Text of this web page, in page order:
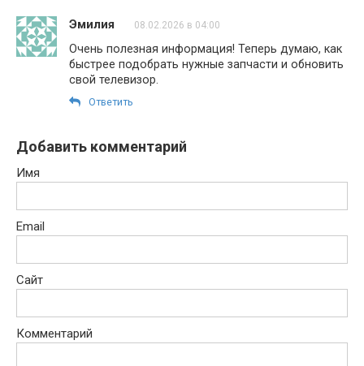
Эмилия 08.02.2026 в 04:00
Очень полезная информация! Теперь думаю, как
быстрее подобрать нужные запчасти и обновить
свой телевизор.
Ответить
Добавить комментарий
Имя
Email
Сайт
Комментарий